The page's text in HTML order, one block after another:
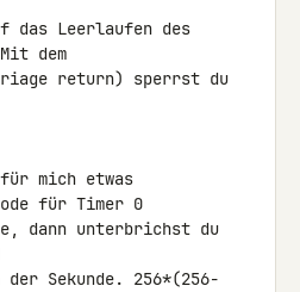
das Leerlaufen des
dem
return) sperrst du
mich etwas
für Timer 0
dann unterbrichst du
Sekunde. 256*(256-